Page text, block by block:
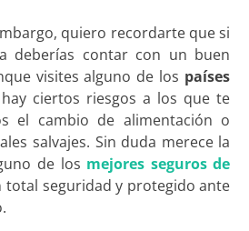
quiero recordarte que si
deberías contar con un buen
visites alguno de los países
ciertos riesgos a los que te
el cambio de alimentación o
salvajes. Sin duda merece la
de los mejores seguros de
seguridad y protegido ante